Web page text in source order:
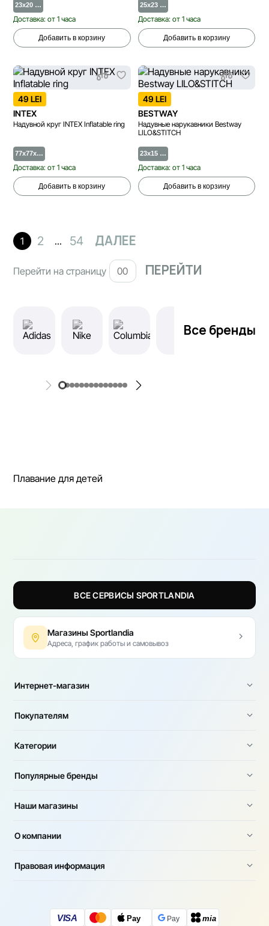
23x20 …
Доставка: от 1 часа
Добавить в корзину
25x23 …
Доставка: от 1 часа
Добавить в корзину
49 LEI
INTEX
Надувной круг INTEX Inflatable ring
77x77x…
Доставка: от 1 часа
Добавить в корзину
49 LEI
BESTWAY
Надувные нарукавники Bestway
LILO&STITCH
23x15 …
Доставка: от 1 часа
Добавить в корзину
1 2 ... 54 ДАЛЕЕ
Перейти на страницу
Все бренды
Плавание для детей
ВСЕ СЕРВИСЫ SPORTLANDIA
Магазины Sportlandia
Адреса, график работы и самовывоз
Интернет-магазин
Покупателям
Категории
Популярные бренды
Наши магазины
О компании
Правовая информация
VISA Pay Pay mia